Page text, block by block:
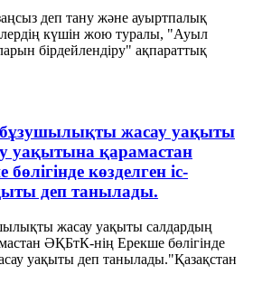
деп тану және ауыртпалық
күшін жою туралы, "Ауыл
бірдейлендіру" ақпараттық
жасау уақыты
уақытына қарамастан
көзделген іс-
деп танылады.
жасау уақыты салдардың
ӘҚБтК-нің Ерекше бөлігінде
уақыты деп танылады."Қазақстан